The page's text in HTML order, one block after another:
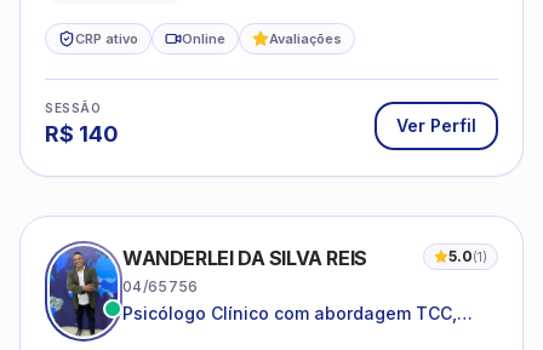
CRP ativo Online Avaliações
SESSÃO
R$ 140 Ver Perfil
WANDERLEI DA SILVA REIS 5.0(1)
04/65756
Psicólogo Clínico com abordagem TCC,